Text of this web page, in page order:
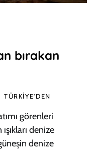
bırakan
TÜRKIYE'DEN
görenleri
denize
denize